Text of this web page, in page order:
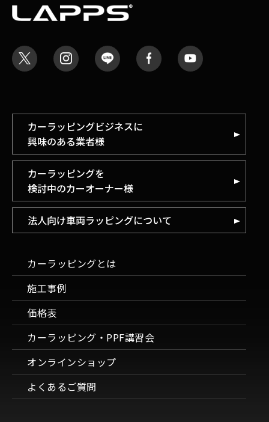
カーラッピングビジネスに
興味のある業者様
カーラッピングを
検討中のカーオーナー様
法人向け車両ラッピングについて
カーラッピングとは
施工事例
価格表
カーラッピング・PPF講習会
オンラインショップ
よくあるご質問